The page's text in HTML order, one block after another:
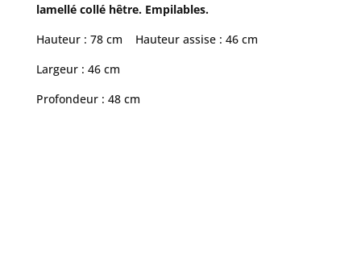
lamellé collé hêtre. Empilables.
Hauteur : 78 cm Hauteur assise : 46 cm
Largeur : 46 cm
Profondeur : 48 cm